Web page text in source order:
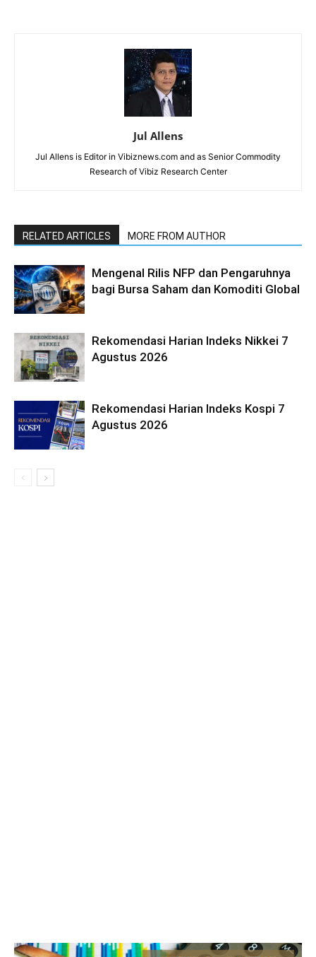
Jul Allens
Jul Allens is Editor in Vibiznews.com and as Senior Commodity
Research of Vibiz Research Center
RELATED ARTICLES MORE FROM AUTHOR
Mengenal Rilis NFP dan Pengaruhnya
bagi Bursa Saham dan Komoditi Global
Rekomendasi Harian Indeks Nikkei 7
Agustus 2026
Rekomendasi Harian Indeks Kospi 7
Agustus 2026